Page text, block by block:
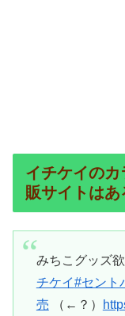
イチケイの
販サイトはあ
みちこグッズ
チケイ#セント
売 （←？）